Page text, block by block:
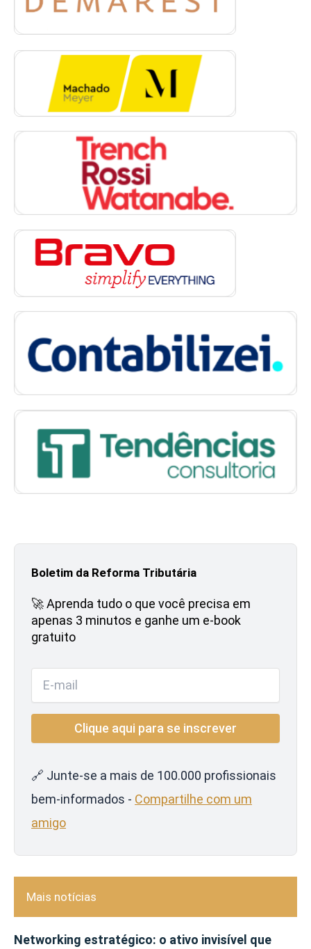
Boletim da Reforma Tributária
🚀 Aprenda tudo o que você precisa em
apenas 3 minutos e ganhe um e-book
gratuito
🔗 Junte-se a mais de 100.000 profissionais
bem-informados - Compartilhe com um
amigo
Mais notícias
Networking estratégico: o ativo invisível que